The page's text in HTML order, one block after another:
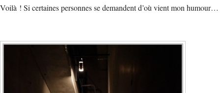
Voilà ! Si certaines personnes se demandent d’où vient mon humour…